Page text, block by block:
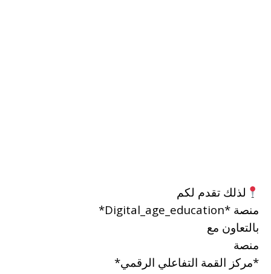
لذلك تقدم لكم
منصة *Digital_age_education*
بالتعاون مع
منصة
*مركز القمة التفاعلي الرقمي*